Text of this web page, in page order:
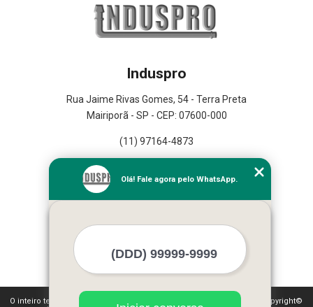
Induspro
Rua Jaime Rivas Gomes, 54 - Terra Preta
Mairiporã - SP - CEP: 07600-000
(11) 97164-4873
Empresa
Missão
Mapa do site
Mais Serviços
O inteiro teor deste site está sujeito à proteção de direitos autorais. Copyright©
Olá! Fale agora pelo WhatsApp.